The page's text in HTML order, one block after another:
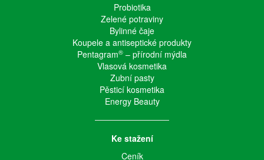
Probiotika
Zelené potraviny
Bylinné čaje
Koupele a antiseptické produkty
Pentagram® – přírodní mýdla
Vlasová kosmetika
Zubní pasty
Pěsticí kosmetika
Energy Beauty
Ke stažení
Ceník